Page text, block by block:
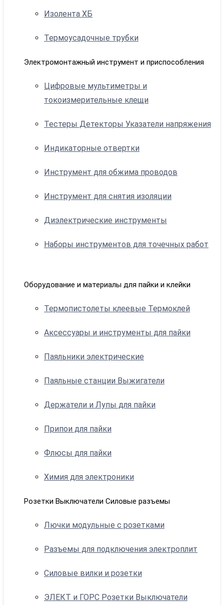
Изолента ХБ
Термоусадочные трубки
Электромонтажный инструмент и приспособления
Цифровые мультиметры и
токоизмерительные клещи
Тестеры Детекторы Указатели напряжения
Индикаторные отвертки
Инструмент для обжима проводов
Инструмент для снятия изоляции
Диэлектрические инструменты
Наборы инструментов для точечных работ
Оборудование и материалы для пайки и клейки
Термопистолеты клеевые Термоклей
Аксессуары и инструменты для пайки
Паяльники электрические
Паяльные станции Выжигатели
Держатели и Лупы для пайки
Припои для пайки
Флюсы для пайки
Химия для электроники
Розетки Выключатели Силовые разъемы
Лючки модульные с розетками
Разъемы для подключения электроплит
Силовые вилки и розетки
ЭЛЕКТ и ГОРС Розетки Выключатели